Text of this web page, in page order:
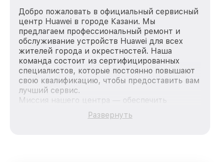
Добро пожаловать в официальный сервисный
центр Huawei в городе Казани. Мы
предлагаем профессиональный ремонт и
обслуживание устройств Huawei для всех
жителей города и окрестностей. Наша
команда состоит из сертифицированных
специалистов, которые постоянно повышают
свою квалификацию, чтобы предоставить вам
лучший сервис.
Миссия нашего центра — обеспечить
качественный и доступный ремонт для
каждого пользователя продукции Huawei, вне
Развернуть